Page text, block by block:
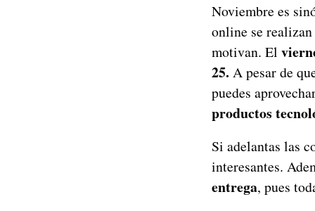
Noviembre es
online se
motivan. El
25. A pesar de
puedes
productos
Si adelantas las
interesantes.
entrega, pues